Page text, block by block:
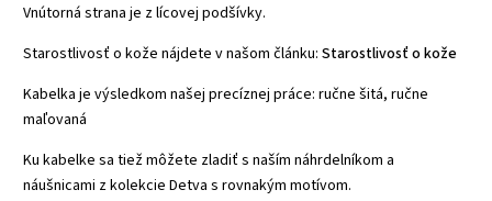
Vnútorná strana je z lícovej podšívky.
Starostlivosť o kože nájdete v našom článku: Starostlivosť o kože
Kabelka je výsledkom našej precíznej práce: ručne šitá, ručne
maľovaná
Ku kabelke sa tiež môžete zladiť s naším náhrdelníkom a
náušnicami z kolekcie Detva s rovnakým motívom.